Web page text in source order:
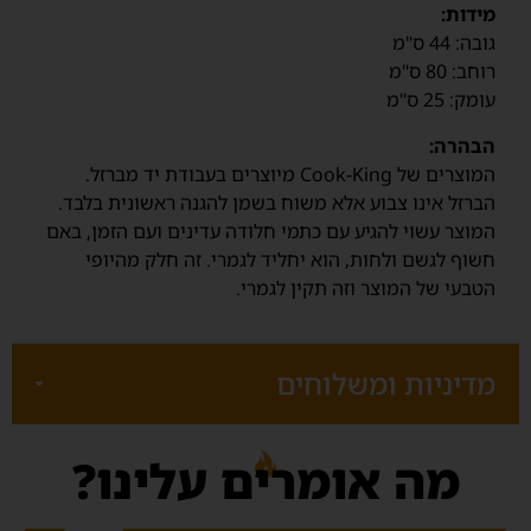
מידות:
גובה: 44 ס"מ
רוחב: 80 ס"מ
עומק: 25 ס"מ
הבהרה:
המוצרים של Cook-King מיוצרים בעבודת יד מברזל.
הברזל אינו צבוע אלא משוח בשמן להגנה ראשונית בלבד.
המוצר עשוי להגיע עם כתמי חלודה עדינים ועם הזמן, באם
חשוף לגשם ולחות, הוא יחליד לגמרי. זה חלק מהיופי
הטבעי של המוצר וזה תקין לגמרי.
מדיניות ומשלוחים
‫עלות משלוח‬: 85 ₪
איסוף בתיאום מראש
זמן אספקה משוער למוצר במלאי: 1-7 ימי עסקים‬
מה אומרים עלינו?